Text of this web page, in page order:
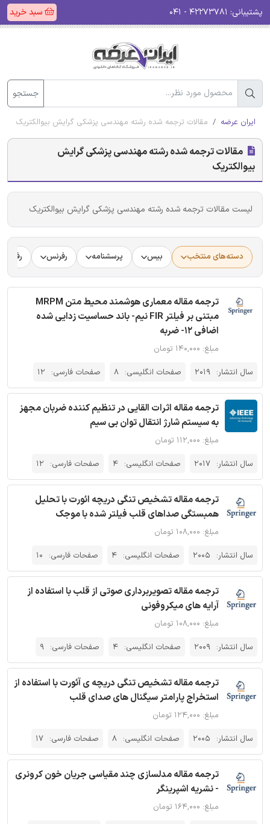
پشتیبانی: سبد خرید
جستجو
ایران عرضه مقالات ترجمه شده رشته مهندسی پزشکی گرایش بیوالکتریک
مقالات ترجمه شده رشته مهندسی پزشکی گرایش
بیوالکتریک
لیست مقالات ترجمه شده رشته مهندسی پزشکی گرایش بیوالکتریک
دسته‌های منتخب بیس پرسشنامه رفرنس
ترجمه مقاله معماری هوشمند محیط متن MRPM
مبتنی بر فیلتر FIR نیم- باند حساسیت زدایی شده
اضافی 12- ضربه
مبلغ: ۱۴۰,۰۰۰ تومان
سال انتشار: 2019 صفحات انگلیسی: 8 صفحات فارسی: 12
ترجمه مقاله اثرات القایی در تنظیم کننده ضربان مجهز
به سیستم شارژ انتقال توان بی سیم
مبلغ: ۱۱۲,۰۰۰ تومان
سال انتشار: 2017 صفحات انگلیسی: 4 صفحات فارسی: 12
ترجمه مقاله تشخیص تنگی دریچه ائورت با تحلیل
همبستگی صداهای قلب فیلتر شده با موجک
مبلغ: ۱۰۸,۰۰۰ تومان
سال انتشار: 2005 صفحات انگلیسی: 4 صفحات فارسی: 10
ترجمه مقاله تصویربرداری صوتی از قلب با استفاده از
آرایه های میکروفونی
مبلغ: ۱۰۸,۰۰۰ تومان
سال انتشار: 2009 صفحات انگلیسی: 4 صفحات فارسی: 9
ترجمه مقاله تشخیص تنگی دریچه ی آئورت با استفاده از
استخراج پارامتر سیگنال های صدای قلب
مبلغ: ۱۲۴,۰۰۰ تومان
سال انتشار: 2005 صفحات انگلیسی: 8 صفحات فارسی: 17
ترجمه مقاله مدلسازی چند مقیاسی جریان خون کرونری
- نشریه اشپرینگر
مبلغ: ۱۶۴,۰۰۰ تومان